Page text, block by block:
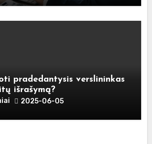
pradedantysis verslininkas
išrašymą?
2025-06-05